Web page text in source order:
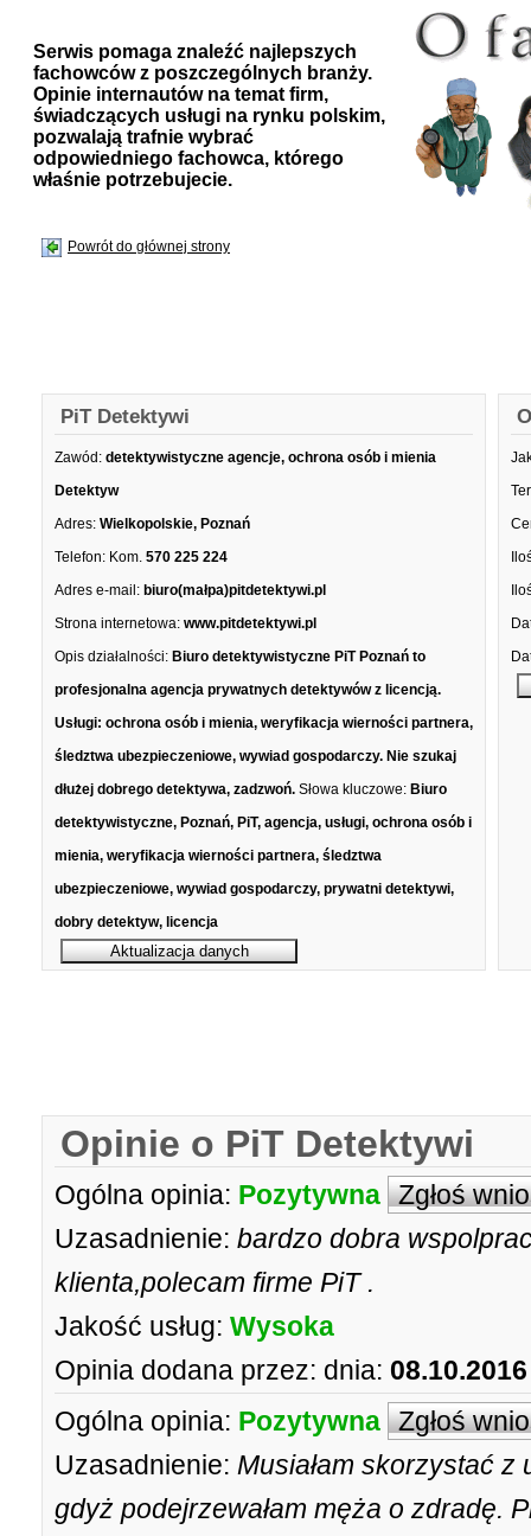
Serwis pomaga znaleźć najlepszych
fachowców z poszczególnych branży.
Opinie internautów na temat firm,
świadczących usługi na rynku polskim,
pozwalają trafnie wybrać
odpowiedniego fachowca, którego
właśnie potrzebujecie.
Powrót do głównej strony
PiT Detektywi
Zawód: detektywistyczne agencje, ochrona osób i mienia
Detektyw
Adres: Wielkopolskie, Poznań
Telefon: Kom. 570 225 224
Adres e-mail: biuro(małpa)pitdetektywi.pl
Strona internetowa: www.pitdetektywi.pl
Opis działalności: Biuro detektywistyczne PiT Poznań to
profesjonalna agencja prywatnych detektywów z licencją.
Usługi: ochrona osób i mienia, weryfikacja wierności partnera,
śledztwa ubezpieczeniowe, wywiad gospodarczy. Nie szukaj
dłużej dobrego detektywa, zadzwoń. Słowa kluczowe: Biuro
detektywistyczne, Poznań, PiT, agencja, usługi, ochrona osób i
mienia, weryfikacja wierności partnera, śledztwa
ubezpieczeniowe, wywiad gospodarczy, prywatni detektywi,
dobry detektyw, licencja
Opinie o PiT Detektywi
Ogólna opinia: Pozytywna Zgłoś
Uzasadnienie: bardzo dobra
klienta,polecam firme PiT .
Jakość usług: Wysoka
Opinia dodana przez: dnia:
Ogólna opinia: Pozytywna Zgłoś
Uzasadnienie: Musiałam skorzystać z
gdyż podejrzewałam męża o zdradę.